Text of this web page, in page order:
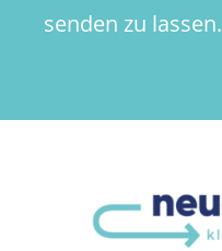
senden zu lassen.